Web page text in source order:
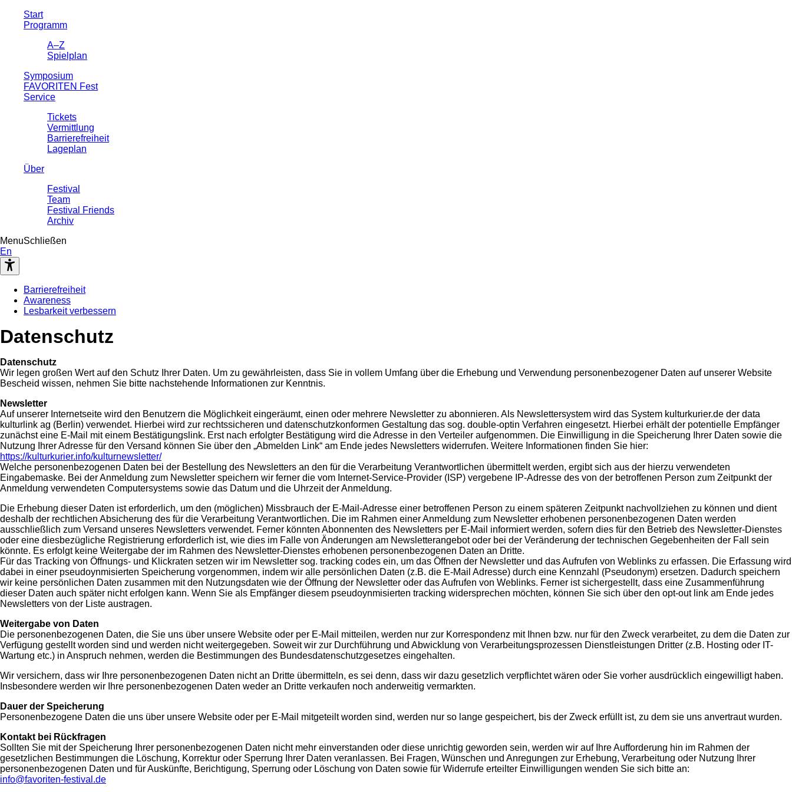
Start
Programm
A–Z
Spielplan
Symposium
FAVORITEN Fest
Service
Tickets
Vermittlung
Barrierefreiheit
Lageplan
Über
Festival
Team
Festival Friends
Archiv
MenuSchließen
En
Barrierefreiheit
Awareness
Lesbarkeit verbessern
Datenschutz
Datenschutz
Wir legen großen Wert auf den Schutz Ihrer Daten. Um zu gewährleisten, dass Sie in vollem Umfang über die Erhebung und Verwendung personenbezogener Daten auf unserer Website
Bescheid wissen, nehmen Sie bitte nachstehende Informationen zur Kenntnis.
Newsletter
Auf unserer Internetseite wird den Benutzern die Möglichkeit eingeräumt, einen oder mehrere Newsletter zu abonnieren. Als Newslettersystem wird das System kulturkurier.de der data
kulturlink ag (Berlin) verwendet. Hierbei wird zur rechtssicheren und datenschutzkonformen Gestaltung das sog. double-optin Verfahren eingesetzt. Hierbei erhält der potentielle Empfänger
zunächst eine E-Mail mit einem Bestätigungslink. Erst nach erfolgter Bestätigung wird die Adresse in den Verteiler aufgenommen. Die Einwilligung in die Speicherung Ihrer Daten sowie die
Nutzung Ihrer Adresse für den Versand können Sie über den „Abmelden Link“ am Ende jedes Newsletters widerrufen. Weitere Informationen finden Sie hier:
https://kulturkurier.info/kulturnewsletter/
Welche personenbezogenen Daten bei der Bestellung des Newsletters an den für die Verarbeitung Verantwortlichen übermittelt werden, ergibt sich aus der hierzu verwendeten
Eingabemaske. Bei der Anmeldung zum Newsletter speichern wir ferner die vom Internet-Service-Provider (ISP) vergebene IP-Adresse des von der betroffenen Person zum Zeitpunkt der
Anmeldung verwendeten Computersystems sowie das Datum und die Uhrzeit der Anmeldung.
Die Erhebung dieser Daten ist erforderlich, um den (möglichen) Missbrauch der E-Mail-Adresse einer betroffenen Person zu einem späteren Zeitpunkt nachvollziehen zu können und dient
deshalb der rechtlichen Absicherung des für die Verarbeitung Verantwortlichen. Die im Rahmen einer Anmeldung zum Newsletter erhobenen personenbezogenen Daten werden
ausschließlich zum Versand unseres Newsletters verwendet. Ferner könnten Abonnenten des Newsletters per E-Mail informiert werden, sofern dies für den Betrieb des Newsletter-Dienstes
oder eine diesbezügliche Registrierung erforderlich ist, wie dies im Falle von Änderungen am Newsletterangebot oder bei der Veränderung der technischen Gegebenheiten der Fall sein
könnte. Es erfolgt keine Weitergabe der im Rahmen des Newsletter-Dienstes erhobenen personenbezogenen Daten an Dritte.
Für das Tracking von Öffnungs- und Klickraten setzen wir im Newsletter sog. tracking codes ein, um das Öffnen der Newsletter und das Aufrufen von Weblinks zu erfassen. Die Erfassung wird
dabei in einer pseudoynmisierten Speicherung vorgenommen, indem wir alle persönlichen Daten (z.B. die E-Mail Adresse) durch eine Kennzahl (Pseudonym) ersetzen. Dadurch speichern
wir keine persönlichen Daten zusammen mit den Nutzungsdaten wie der Öffnung der Newsletter oder das Aufrufen von Weblinks. Ferner ist sichergestellt, dass eine Zusammenführung
dieser Daten auch später nicht erfolgen kann. Wenn Sie als Empfänger diesem pseudoynmisierten tracking widersprechen möchten, können Sie sich über den opt-out link am Ende jedes
Newsletters von der Liste austragen.
Weitergabe von Daten
Die personenbezogenen Daten, die Sie uns über unsere Website oder per E-Mail mitteilen, werden nur zur Korrespondenz mit Ihnen bzw. nur für den Zweck verarbeitet, zu dem die Daten zur
Verfügung gestellt worden sind und werden nicht weitergegeben. Soweit wir zur Durchführung und Abwicklung von Verarbeitungsprozessen Dienstleistungen Dritter (z.B. Hosting oder IT-
Wartung etc.) in Anspruch nehmen, werden die Bestimmungen des Bundesdatenschutzgesetzes eingehalten.
Wir versichern, dass wir Ihre personenbezogenen Daten nicht an Dritte übermitteln, es sei denn, dass wir dazu gesetzlich verpflichtet wären oder Sie vorher ausdrücklich eingewilligt haben.
Insbesondere werden wir Ihre personenbezogenen Daten weder an Dritte verkaufen noch anderweitig vermarkten.
Dauer der Speicherung
Personenbezogene Daten die uns über unsere Website oder per E-Mail mitgeteilt worden sind, werden nur so lange gespeichert, bis der Zweck erfüllt ist, zu dem sie uns anvertraut wurden.
Kontakt bei Rückfragen
Sollten Sie mit der Speicherung Ihrer personenbezogenen Daten nicht mehr einverstanden oder diese unrichtig geworden sein, werden wir auf Ihre Aufforderung hin im Rahmen der
gesetzlichen Bestimmungen die Löschung, Korrektur oder Sperrung Ihrer Daten veranlassen. Bei Fragen, Wünschen und Anregungen zur Erhebung, Verarbeitung oder Nutzung Ihrer
personenbezogenen Daten und für Auskünfte, Berichtigung, Sperrung oder Löschung von Daten sowie für Widerrufe erteilter Einwilligungen wenden Sie sich bitte an:
info@favoriten-festival.de